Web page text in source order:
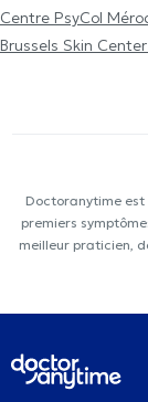
Centre PsyCol
Brussels Skin
Doctoranytime est
premiers
meilleur praticien,